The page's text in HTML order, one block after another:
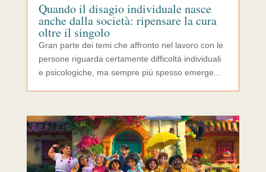
Quando il disagio individuale nasce
anche dalla società: ripensare la cura
oltre il singolo
Gran parte dei temi che affronto nel lavoro con le
persone riguarda certamente difficoltà individuali
e psicologiche, ma sempre più spesso emerge...